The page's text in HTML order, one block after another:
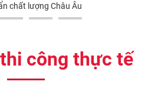
chất lượng Châu Âu
công thực tế